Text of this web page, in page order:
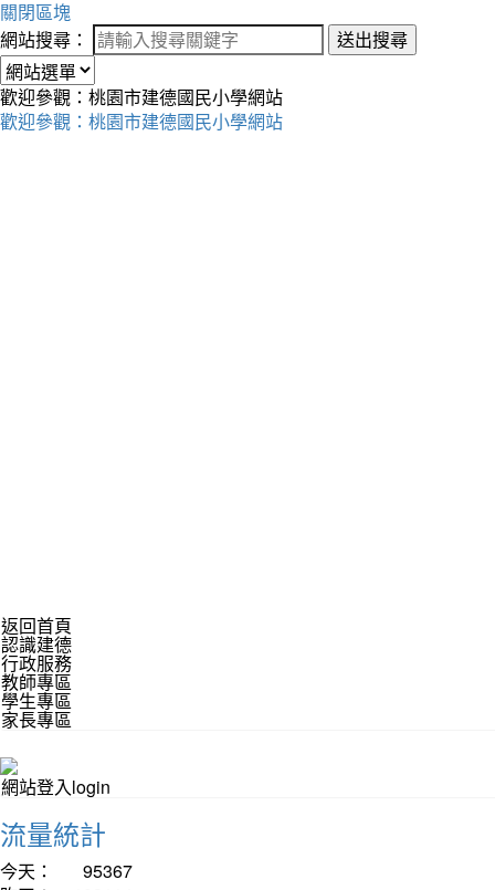
關閉區塊
網站搜尋：
送出搜尋
歡迎參觀：桃園市建德國民小學網站
歡迎參觀：桃園市建德國民小學網站
返回首頁
認識建德
行政服務
教師專區
學生專區
家長專區
網站登入login
流量統計
今天：
95367